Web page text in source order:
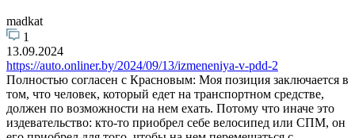
madkat
1
13.09.2024
https://auto.onliner.by/2024/09/13/izmeneniya-v-pdd-2
Полностью согласен с Красновым: Моя позиция заключается в
том, что человек, который едет на транспортном средстве,
должен по возможности на нем ехать. Потому что иначе это
издевательство: кто-то приобрел себе велосипед или СПМ, он